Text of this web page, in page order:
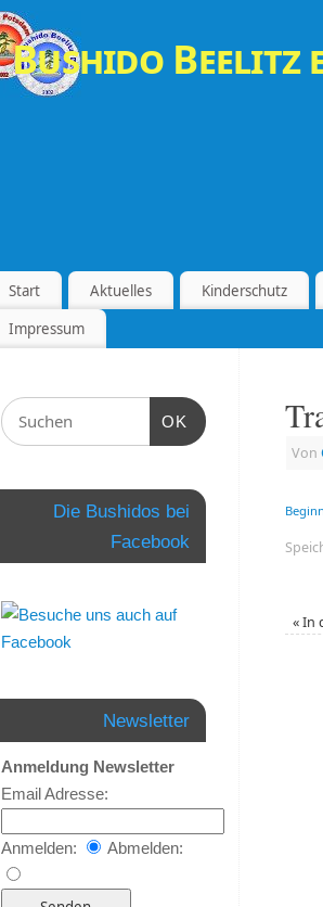
Bushido Beelitz
Start Aktuelles Kinderschutz
Impressum
Von
«In
OK
Die Bushidos bei
Facebook
Newsletter
Anmeldung Newsletter
Email Adresse:
Anmelden: Abmelden: